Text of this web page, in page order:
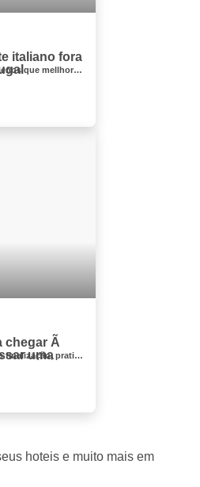
italiano fora
Fiammetta é nada mais nada menos que mellhor restaurante itliano fora de italia fica em Lisboa, o que se come não é menos. A fam&...
chegar Ã
uma
Os barcos estão atualmente em finalização, praticamente prontos para abrir. É importante informar que estes barcos-casa s&...
hoteis e muito mais em